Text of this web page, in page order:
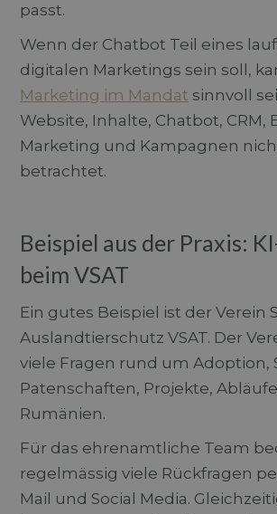
passt.
Wenn der Chatbot Teil eines
digitalen Marketings sein soll,
Marketing im Mandat sinnvoll
Website, Inhalte, Chatbot, CRM,
Marketing und Kampagnen
betrachtet.
Beispiel aus der Praxis:
beim VSAT
Ein gutes Beispiel ist der Verein
Auslandtierschutz VSAT. Der
viele Fragen rund um Adoption,
Patenschaften, Projekte,
Rumänien.
Für das ehrenamtliche Team
regelmässig viele Rückfragen
Mail und Social Media.